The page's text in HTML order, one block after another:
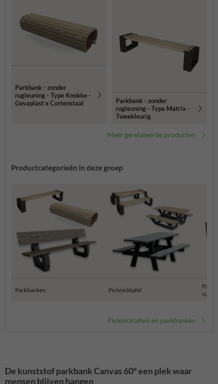
Parkbank - zonder
rugleuning - Type Knokke -
Govaplast x Cortenstaal
Parkbank - zonder
rugleuning - Type Matrix -
Tweekleurig
Meer gerelateerde producten
Productcategorieën in deze groep
Parkbanken Picknicktafel
Picknicktafels en parkbanken
De kunststof parkbank Canvas 60° een plek waar
mensen blijven hangen